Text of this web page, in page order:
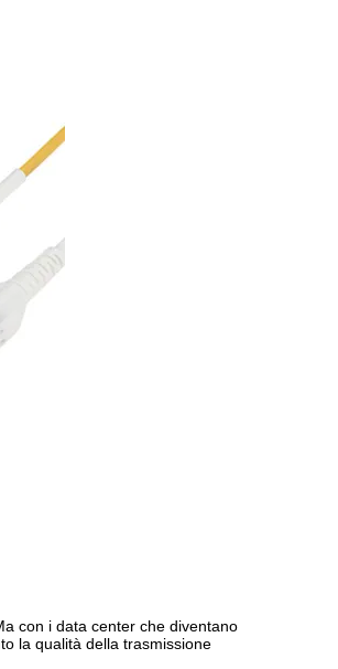
con i data center che diventano
la qualità della trasmissione